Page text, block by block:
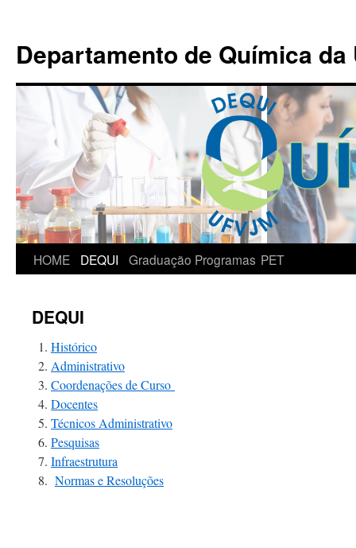
Departamento de Química da
HOME DEQUI Graduação Programas PET
DEQUI
Histórico
Administrativo
Coordenações de Curso
Docentes
Técnicos Administrativo
Pesquisas
Infraestrutura
Normas e Resoluções